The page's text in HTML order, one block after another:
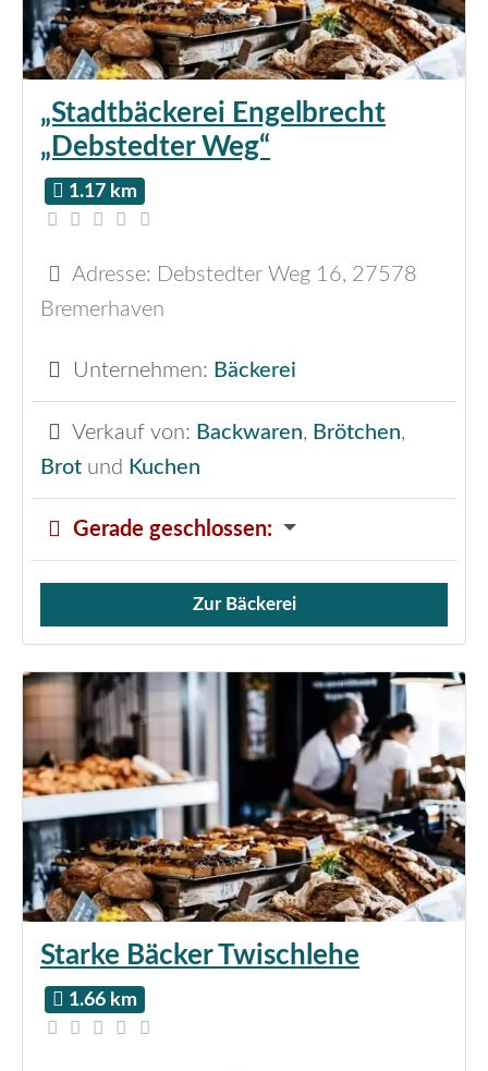
„Stadtbäckerei Engelbrecht
„Debstedter Weg“
1.17 km
Adresse: Debstedter Weg 16, 27578
Bremerhaven
Unternehmen: Bäckerei
Verkauf von: Backwaren, Brötchen,
Brot und Kuchen
Gerade geschlossen:
Verkauf von Brötchen,
Zur Bäckerei
Starke Bäcker Twischlehe
1.66 km